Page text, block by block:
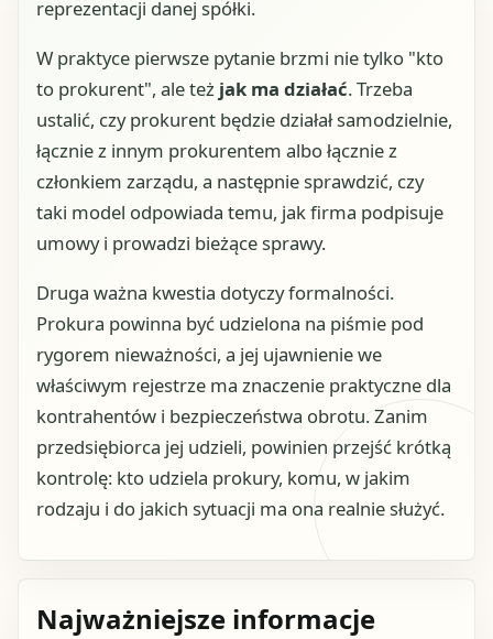
reprezentacji danej spółki.
W praktyce pierwsze pytanie brzmi nie tylko "kto
to prokurent", ale też jak ma działać. Trzeba
ustalić, czy prokurent będzie działał samodzielnie,
łącznie z innym prokurentem albo łącznie z
członkiem zarządu, a następnie sprawdzić, czy
taki model odpowiada temu, jak firma podpisuje
umowy i prowadzi bieżące sprawy.
Druga ważna kwestia dotyczy formalności.
Prokura powinna być udzielona na piśmie pod
rygorem nieważności, a jej ujawnienie we
właściwym rejestrze ma znaczenie praktyczne dla
kontrahentów i bezpieczeństwa obrotu. Zanim
przedsiębiorca jej udzieli, powinien przejść krótką
kontrolę: kto udziela prokury, komu, w jakim
rodzaju i do jakich sytuacji ma ona realnie służyć.
Najważniejsze informacje